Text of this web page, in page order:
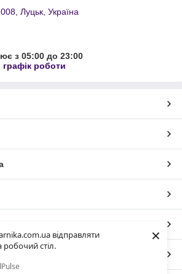
відправляти
стіл.
×
Луцьк, Україна
з 05:00 до 23:00
роботи